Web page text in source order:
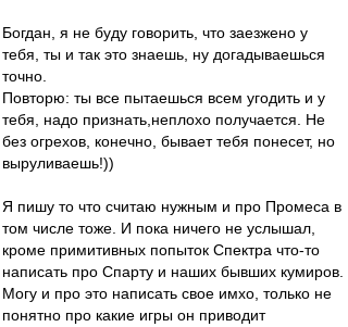
Богдан, я не буду говорить, что заезжено у
тебя, ты и так это знаешь, ну догадываешься
точно.
Повторю: ты все пытаешься всем угодить и у
тебя, надо признать,неплохо получается. Не
без огрехов, конечно, бывает тебя понесет, но
выруливаешь!))
Я пишу то что считаю нужным и про Промеса в
том числе тоже. И пока ничего не услышал,
кроме примитивных попыток Спектра что-то
написать про Спарту и наших бывших кумиров.
Могу и про это написать свое имхо, только не
понятно про какие игры он приводит